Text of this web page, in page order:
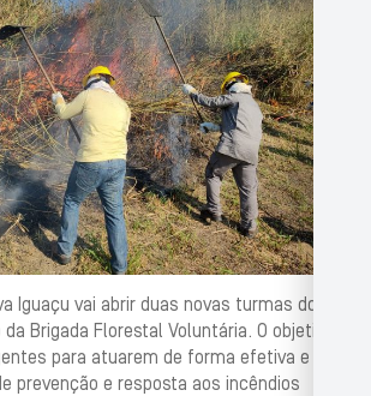
Iguaçu vai abrir duas novas turmas do
Brigada Florestal Voluntária. O objetivo é
para atuarem de forma efetiva e
prevenção e resposta aos incêndios